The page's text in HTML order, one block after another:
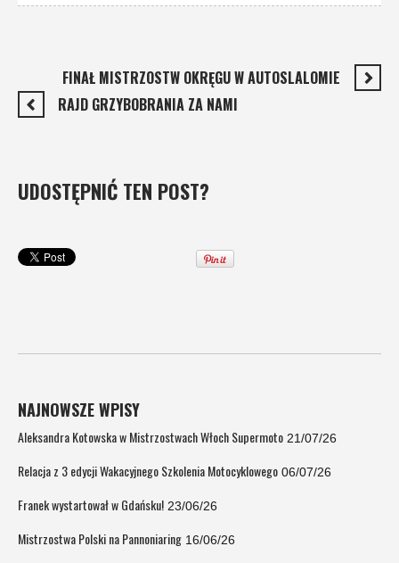
FINAŁ MISTRZOSTW OKRĘGU W AUTOSLALOMIE
RAJD GRZYBOBRANIA ZA NAMI
UDOSTĘPNIĆ TEN POST?
NAJNOWSZE WPISY
Aleksandra Kotowska w Mistrzostwach Włoch Supermoto 21/07/26
Relacja z 3 edycji Wakacyjnego Szkolenia Motocyklowego 06/07/26
Franek wystartował w Gdańsku! 23/06/26
Mistrzostwa Polski na Pannoniaring 16/06/26